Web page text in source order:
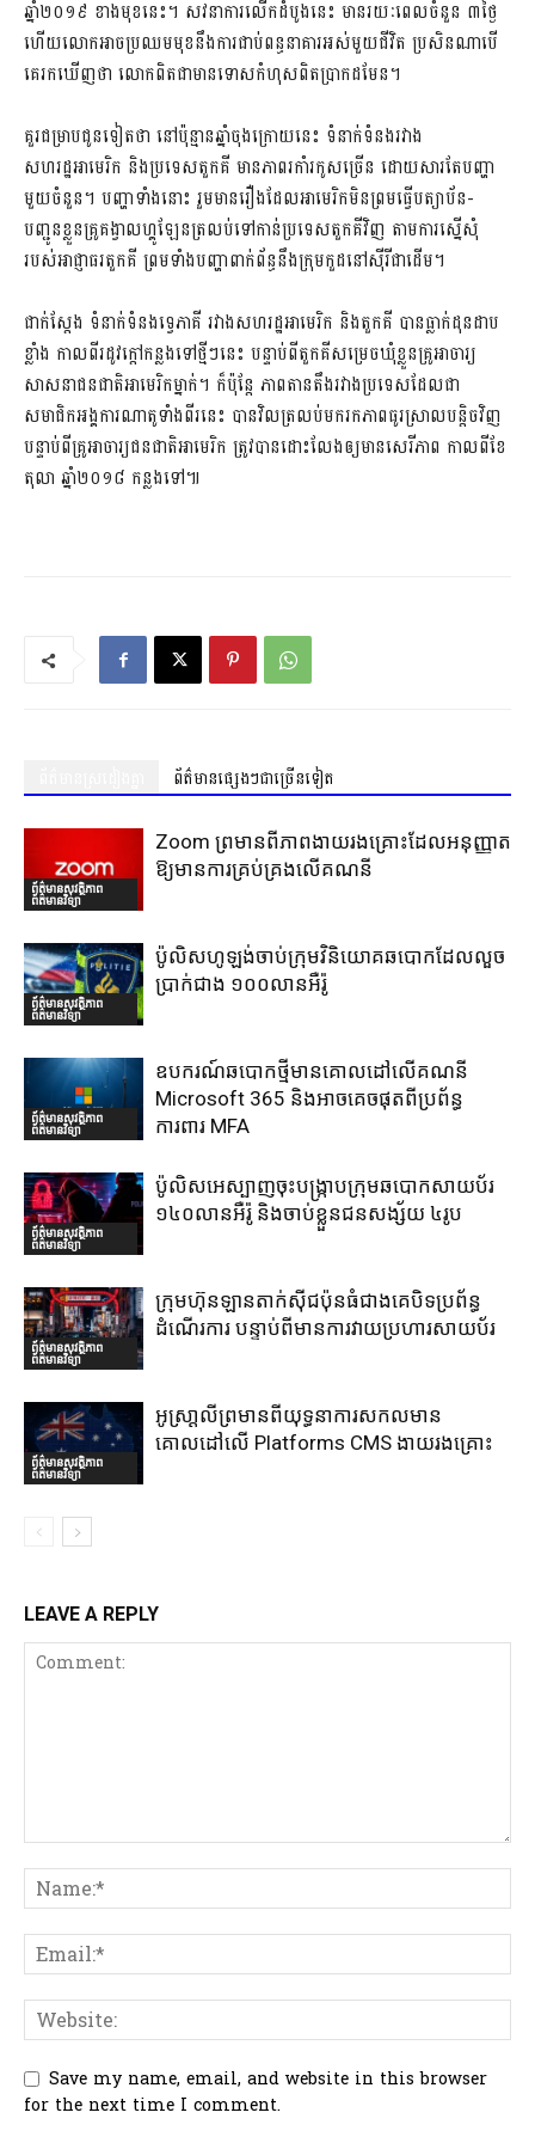
ឆ្នាំ២០១៩ ខាងមុខនេះ​។ សវនាការ​លើកដំបូងនេះ​ មានរយៈពេលចំនួន​ ៣ថ្ងៃ​
ហើយ​លោក​អាចប្រឈមមុខនឹង​ការជាប់ពន្ធនាគារ​អស់មួយជីវិត​ ប្រសិនណាបើ​
គេរកឃើញថា​ លោកពិតជាមាន​ទោសកំហុស​ពិតប្រាកដមែន​។
គួរជម្រាបជូនទៀតថា​ នៅប៉ុន្មានឆ្នាំចុងក្រោយនេះ​ ទំនាក់ទំនង​រវាង
សហរដ្ឋអាមេរិក​ និងប្រទេសតួកគី​ មានភាព​រកាំរកូសច្រើន​ ដោយសារតែ​បញ្ហា
មួយចំនួន​។ បញ្ហាទាំងនោះ​ រួមមាន​រឿង​ដែលអាមេរិក​មិនព្រមធ្វើបត្យាប័ន-
បញ្ជូនខ្លួន​គ្រូគង្វាលហ្គូឡែន​ត្រលប់ទៅកាន់ប្រទេសតួកគីវិញ តាមការស្នើសុំ​
របស់​អាជ្ញាធរតួកគី​ ព្រមទាំង​បញ្ហាពាក់ព័ន្ធនឹង​ក្រុមកួដនៅស៊ីរី​ជាដើម​។
ជាក់ស្តែង​ ទំនាក់ទំនងទ្វេភាគី​ រវាង​សហរដ្ឋអាមេរិក និងតួកគី ​បានធ្លាក់ដុនដាប
ខ្លាំង​ កាលពី​រដូវក្តៅ​កន្លងទៅថ្មីៗនេះ​ បន្ទាប់ពី​តួកគី​សម្រេចឃុំខ្លួន​គ្រូអាចារ្យ
សាសនាជនជាតិអាមេរិកម្នាក់​។ ក៏ប៉ុន្តែ​ ភាពតានតឹង​រវាង​ប្រទេស​ដែលជា​
សមាជិក​អង្គការណាតូ​ទាំងពីរនេះ​ បានវិលត្រលប់​មករកភាព​ធូរស្រាលបន្តិចវិញ​
បន្ទាប់ពី​គ្រូអាចារ្យ​ជនជាតិអាមេរិក​ ត្រូវបាន​ដោះលែងឲ្យមានសេរីភាព​ កាលពីខែ
តុលា​ ឆ្នាំ២០១៨ កន្លងទៅ​៕
ព័ត៌មានផ្សេងៗជាច្រើនទៀត
ព័ត៌មានសុវត្ថិភាព
ព័ត៌មានវិទ្យា
Zoom ព្រមានពីភាពងាយរងគ្រោះដែលអនុញ្ញាត
ឱ្យមានការគ្រប់គ្រងលើគណនី
ព័ត៌មានសុវត្ថិភាព
ព័ត៌មានវិទ្យា
ប៉ូលិសហូឡង់ចាប់ក្រុមវិនិយោគឆបោកដែលលួច
ប្រាក់ជាង ១០០លានអឺរ៉ូ
ព័ត៌មានសុវត្ថិភាព
ព័ត៌មានវិទ្យា
ឧបករណ៍ឆបោកថ្មីមានគោលដៅលើគណនី
Microsoft 365 និងអាចគេចផុតពីប្រព័ន្ធ
ការពារ MFA
ព័ត៌មានសុវត្ថិភាព
ព័ត៌មានវិទ្យា
ប៉ូលិសអេស្បាញចុះបង្រ្កាបក្រុមឆបោកសាយប័រ
១៤០លានអឺរ៉ូ និងចាប់ខ្លួនជនសង្ស័យ ៤រូប
ព័ត៌មានសុវត្ថិភាព
ព័ត៌មានវិទ្យា
ក្រុមហ៊ុនឡានតាក់ស៊ីជប៉ុនធំជាងគេបិទប្រព័ន្ធ
ដំណើរការ បន្ទាប់ពីមានការវាយប្រហារសាយប័រ
ព័ត៌មានសុវត្ថិភាព
ព័ត៌មានវិទ្យា
អូស្រា្តលីព្រមានពីយុទ្ធនាការសកលមាន
គោលដៅលើ Platforms CMS ងាយរងគ្រោះ
LEAVE A REPLY
Save my name, email, and website in this browser
for the next time I comment.